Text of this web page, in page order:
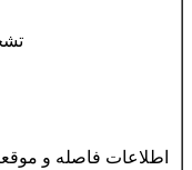
اطلاعات فاصله و